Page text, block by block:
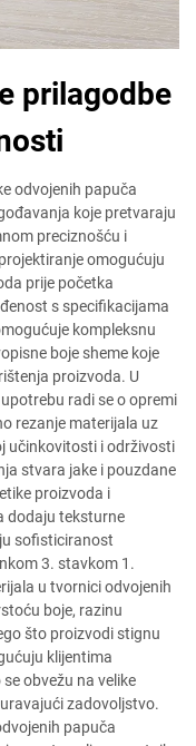
prilagodbe
odvojenih papuča
koje pretvaraju
preciznošću i
omogućuju
prije početka
s specifikacijama
kompleksnu
boje sheme koje
proizvoda. U
radi se o opremi
rezanje materijala uz
učinkovitosti i održivosti
stvara jake i pouzdane
proizvoda i
dodaju teksturne
sofisticiranost
3. stavkom 1.
u tvornici odvojenih
boje, razinu
što proizvodi stignu
klijentima
obvežu na velike
zadovoljstvo.
papuča